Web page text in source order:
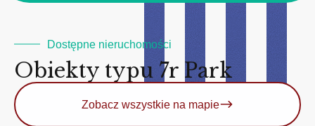
Dostępne nieruchomości
Obiekty typu 7r Park
Zobacz wszystkie na mapie